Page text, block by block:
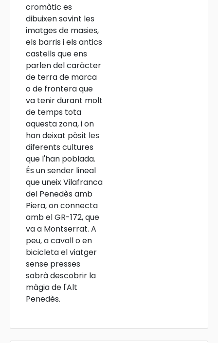
cromàtic es
dibuixen sovint les
imatges de masies,
els barris i els antics
castells que ens
parlen del caràcter
de terra de marca
o de frontera que
va tenir durant molt
de temps tota
aquesta zona, i on
han deixat pòsit les
diferents cultures
que l'han poblada.
És un sender lineal
que uneix Vilafranca
del Penedès amb
Piera, on connecta
amb el GR-172, que
va a Montserrat. A
peu, a cavall o en
bicicleta el viatger
sense presses
sabrà descobrir la
màgia de l'Alt
Penedès.